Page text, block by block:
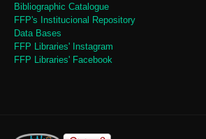
Bibliographic Catalogue
FFP's Institucional Repository
Data Bases
FFP Libraries' Instagram
FFP Libraries' Facebook